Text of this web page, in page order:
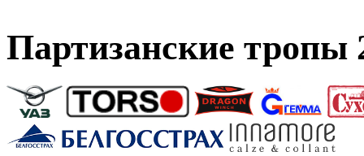
Партизанские тропы